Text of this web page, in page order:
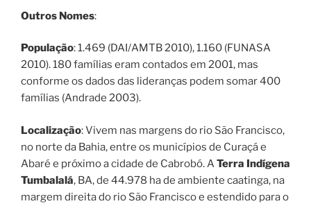
Outros Nomes:
População: 1.469 (DAI/AMTB 2010), 1.160 (FUNASA
2010). 180 famílias eram contados em 2001, mas
conforme os dados das lideranças podem somar 400
famílias (Andrade 2003).
Localização: Vivem nas margens do rio São Francisco,
no norte da Bahia, entre os municípios de Curaçá e
Abaré e próximo a cidade de Cabrobó. ATerra Indígena
Tumbalalá, BA, de 44.978 ha de ambiente caatinga, na
margem direita do rio São Francisco e estendido para o